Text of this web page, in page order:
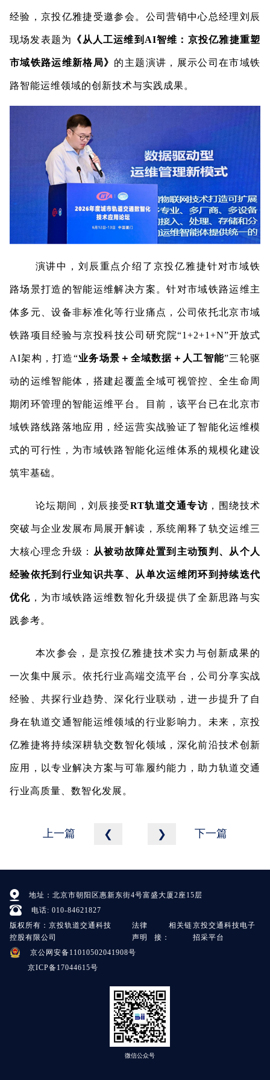
经验，京投亿雅捷受邀参会。公司营销中心总经理刘辰
现场发表题为 《从人工运维到 AI智维：京投亿雅捷重塑
市域铁路运维新格局》 的 主题演讲，展示公司在市域铁
路智能运维领域的创新技术与实践成果。
演讲中，刘辰重点介绍了京投亿雅捷针对市域铁
路场景打造的智能运维解决方案。针对市域铁路运维主
体多元、设备非标准化等行业痛点，公司依托北京市域
铁路项目经验与京投科技公司研究院“1+2+1+N”开放式
AI架构，打造“业务场景＋全域数据＋人工智能”三轮驱
动的运维智能体，搭建起覆盖全域可视管控、全生命周
期闭环管理的智能运维平台。目前，该平台已在北京市
域铁路线路落地应用，经运营实战验证了智能化运维模
式的可行性，为市域铁路智能化运维体系的规模化建设
筑牢基础。
论坛期间，刘辰接受RT轨道交通专访 ，围绕技术
突破与企业发展布局展开解读，系统阐释了轨交运维三
大核心理念升级： 从被动故障处置到主动预判、从个人
经验依托到行业知识共享、从单次运维闭环到持续迭代
优化 ，为市域铁路运维数智化升级提供了全新思路与实
践参考。
本次参会，是京投亿雅捷技术实力与创新成果的
一次集中展示。依托行业高端交流平台，公司分享实战
经验、共探行业趋势、深化行业联动，进一步提升了自
身在轨道交通智能运维领域的行业影响力。未来，京投
亿雅捷将持续深耕轨交数智化领域，深化前沿技术创新
应用，以专业解决方案与可靠履约能力，助力轨道交通
行业高质量、数智化发展。
上一篇 ❮ ❯ 下一篇
地址：北京市朝阳区惠新东街4号富盛大厦2座15层
电话: 010-84621827
版权所有：京投轨道交通科技
控股有限公司
法律
声明
相关链
接：
京投交通科技电子
招采平台
京公网安备11010502041908号
京ICP备17044615号
微信公众号